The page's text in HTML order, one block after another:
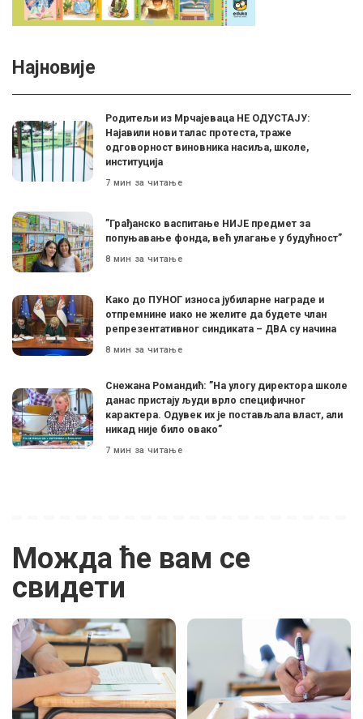
Најновије
Родитељи из Мрчајеваца НЕ ОДУСТАЈУ:
Најавили нови талас протеста, траже
одговорност виновника насиља, школе,
институција
7 мин за читање
”Грађанско васпитање НИЈЕ предмет за
попуњавање фонда, већ улагање у будућност”
8 мин за читање
Како до ПУНОГ износа јубиларне награде и
отпремнине иако не желите да будете члан
репрезентативног синдиката – ДВА су начина
8 мин за читање
Снежана Романдић: ”На улогу директора школе
данас пристају људи врло специфичног
карактера. Одувек их је постављала власт, али
никад није било овако”
7 мин за читање
Можда ће вам се
свидети